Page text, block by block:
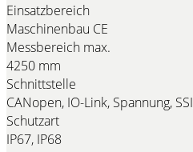
Einsatzbereich
Maschinenbau CE
Messbereich max.
4250 mm
Schnittstelle
CANopen, IO-Link, Spannung,
Schutzart
IP67, IP68